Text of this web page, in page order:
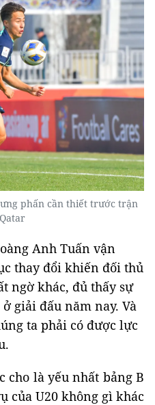
phấn cần thiết trước trận
Anh Tuấn vận
thay đổi khiến đối thủ
ngờ khác, đủ thấy sự
giải đấu năm nay. Và
ta phải có được lực
là yếu nhất bảng B
của U20 không gì khác